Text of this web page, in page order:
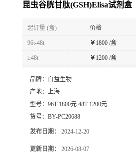
昆虫谷胱甘肽(GSH)Elisa试剂盒
起订量 (盒) 价格
96t-48t ￥ 1800 /盒
≥48t ￥ 1200 /盒
品牌：
白益生物
产地： 上海
型号： 96T 1800元 48T 1200元
货号： BY-PC20688
发布日期： 2024-12-20
更新日期： 2026-08-07